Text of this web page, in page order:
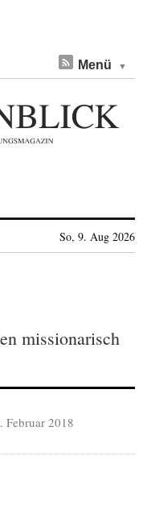
Menü
So, 9. Aug 2026
missionarisch
Februar 2018